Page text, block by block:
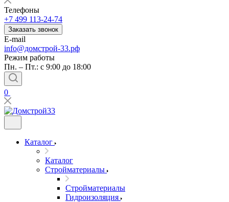
Телефоны
+7 499 113-24-74
Заказать звонок
E-mail
info@домстрой-33.рф
Режим работы
Пн. – Пт.: с 9:00 до 18:00
0
Каталог
Каталог
Стройматериалы
Стройматериалы
Гидроизоляция